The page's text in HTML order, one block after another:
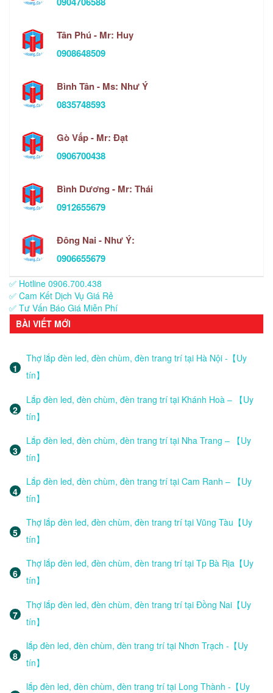
Tân Phú - Mr: Huy
0908648509
Bình Tân - Ms: Như Ý
0835748593
Gò Vấp - Mr: Đạt
0906700438
Bình Dương - Mr: Thái
0912655679
Đông Nai - Như Ý:
0906655679
✅ Hotline 0906.700.438
✅ Cam Kết Dịch Vụ Giá Rẻ
✅ Tư Vấn Báo Giá Miễn Phí
BÀI VIẾT MỚI
Thợ lắp đèn led, đèn chùm, đèn trang trí tại Hà Nội -【Uy
tín】
Lắp đèn led, đèn chùm, đèn trang trí tại Khánh Hoà – 【Uy
tín】
Lắp đèn led, đèn chùm, đèn trang trí tại Nha Trang – 【Uy
tín】
Lắp đèn led, đèn chùm, đèn trang trí tại Cam Ranh – 【Uy
tín】
Thợ lắp đèn led, đèn chùm, đèn trang trí tại Vũng Tàu【Uy
tín】
Thợ lắp đèn led, đèn chùm, đèn trang trí tại Tp Bà Rịa【Uy
tín】
Thợ lắp đèn led, đèn chùm, đèn trang trí tại Đồng Nai【Uy
tín】
lắp đèn led, đèn chùm, đèn trang trí tại Nhơn Trạch -【Uy
tín】
lắp đèn led, đèn chùm, đèn trang trí tại Long Thành -【Uy